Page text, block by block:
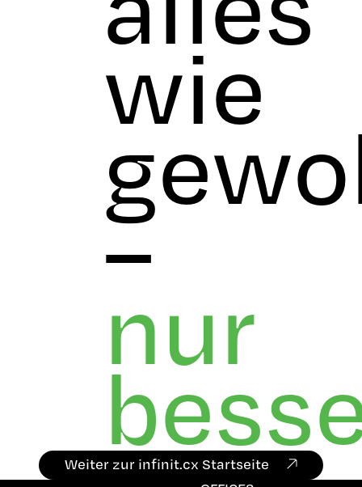
wie
–
nur
Weiter zur infinit.cx Startseite